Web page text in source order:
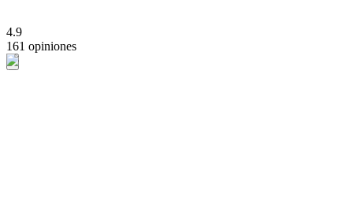
4.9
161 opiniones